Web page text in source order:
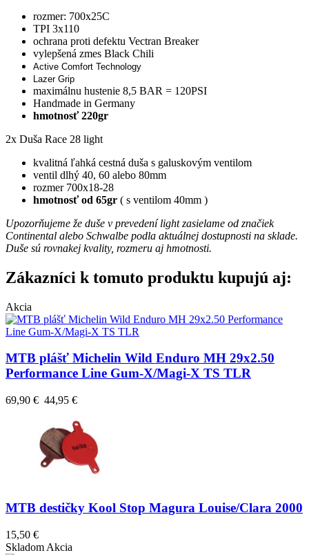
rozmer: 700x25C
TPI 3x110
ochrana proti defektu Vectran Breaker
vylepšená zmes Black Chili
Active Comfort Technology
Lazer Grip
maximálnu hustenie 8,5 BAR = 120PSI
Handmade in Germany
hmotnosť 220gr
2x Duša Race 28 light
kvalitná ľahká cestná duša s galuskovým ventilom
ventil dlhý 40, 60 alebo 80mm
rozmer 700x18-28
hmotnosť od 65gr ( s ventilom 40mm )
Upozorňujeme že duše v prevedení light zasielame od značiek
Continental alebo Schwalbe podla aktuálnej dostupnosti na sklade.
Duše sú rovnakej kvality, rozmeru aj hmotnosti.
Zákazníci k tomuto produktu kupujú aj:
Akcia
MTB plášť Michelin Wild Enduro MH 29x2.50
Performance Line Gum-X/Magi-X TS TLR
69,90 € 44,95 €
MTB destičky Kool Stop Magura Louise/Clara 2000
15,50 €
Skladom Akcia